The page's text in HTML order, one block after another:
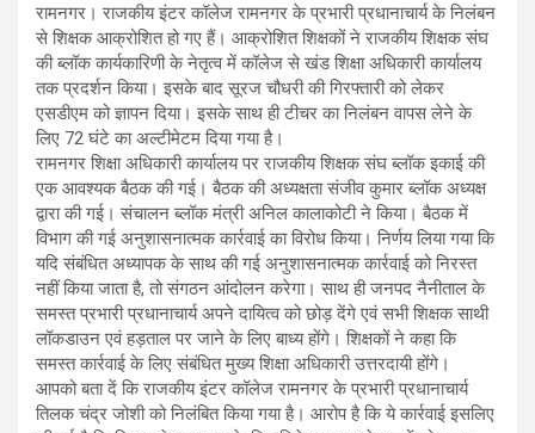
रामनगर। राजकीय इंटर कॉलेज रामनगर के प्रभारी प्रधानाचार्य के निलंबन
से शिक्षक आक्रोशित हो गए हैं। आक्रोशित शिक्षकों ने राजकीय शिक्षक संघ
की ब्लॉक कार्यकारिणी के नेतृत्व में कॉलेज से खंड शिक्षा अधिकारी कार्यालय
तक प्रदर्शन किया। इसके बाद सूरज चौधरी की गिरफ्तारी को लेकर
एसडीएम को ज्ञापन दिया। इसके साथ ही टीचर का निलंबन वापस लेने के
लिए 72 घंटे का अल्टीमेटम दिया गया है।
रामनगर शिक्षा अधिकारी कार्यालय पर राजकीय शिक्षक संघ ब्लॉक इकाई की
एक आवश्यक बैठक की गई। बैठक की अध्यक्षता संजीव कुमार ब्लॉक अध्यक्ष
द्वारा की गई। संचालन ब्लॉक मंत्री अनिल कालाकोटी ने किया। बैठक में
विभाग की गई अनुशासनात्मक कार्रवाई का विरोध किया। निर्णय लिया गया कि
यदि संबंधित अध्यापक के साथ की गई अनुशासनात्मक कार्रवाई को निरस्त
नहीं किया जाता है, तो संगठन आंदोलन करेगा। साथ ही जनपद नैनीताल के
समस्त प्रभारी प्रधानाचार्य अपने दायित्व को छोड़ देंगे एवं सभी शिक्षक साथी
लॉकडाउन एवं हड़ताल पर जाने के लिए बाध्य होंगे। शिक्षकों ने कहा कि
समस्त कार्रवाई के लिए संबंधित मुख्य शिक्षा अधिकारी उत्तरदायी होंगे।
आपको बता दें कि राजकीय इंटर कॉलेज रामनगर के प्रभारी प्रधानाचार्य
तिलक चंद्र जोशी को निलंबित किया गया है। आरोप है कि ये कार्रवाई इसलिए